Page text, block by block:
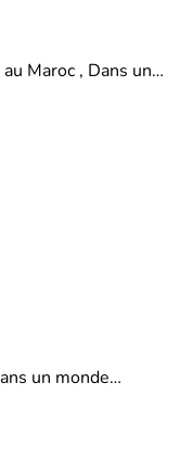
Maroc , Dans un…
un monde…